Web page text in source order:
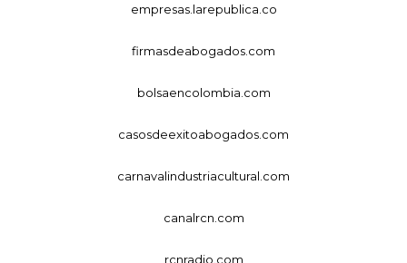
empresas.larepublica.co
firmasdeabogados.com
bolsaencolombia.com
casosdeexitoabogados.com
carnavalindustriacultural.com
canalrcn.com
rcnradio.com